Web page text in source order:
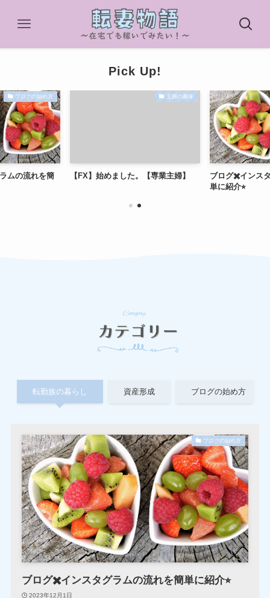
Pick Up!
ブログの始め方
ムの流れを簡
主婦の趣味
【FX】始めました。【専業主婦】
ブログ✖️インス
単に紹介⭐︎
転勤族の暮らし 資産形成 ブログの始め方
ブログの始め方
ブログ✖️インスタグラムの流れを簡単に紹介⭐︎
2023年12月1日